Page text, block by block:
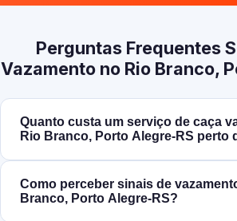
Perguntas Frequentes
Vazamento no Rio Branco,
Quanto custa um serviço de caça
Rio Branco, Porto Alegre‑RS perto
Como perceber sinais de
Branco, Porto Alegre‑RS?